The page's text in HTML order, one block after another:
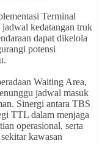
Terminal
kedatangan truk
dapat dikelola
potensi
Waiting Area,
jadwal masuk
Sinergi antara TBS
TTL dalam menjaga
operasional, serta
kawasan